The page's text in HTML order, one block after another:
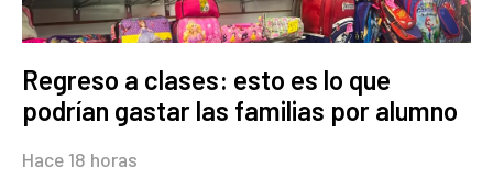
Regreso a clases: esto es lo que
podrían gastar las familias por alumno
Hace 18 horas